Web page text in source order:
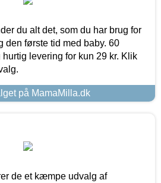
du alt det, som du har brug for
den første tid med baby. 60
levering for kun 29 kr. Klik
på MamaMilla.dk
de et kæmpe udvalg af